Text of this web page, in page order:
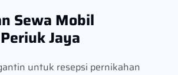
Sewa Mobil
Jaya
untuk resepsi pernikahan